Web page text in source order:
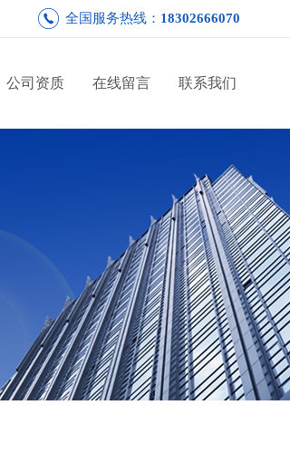
全国服务热线： 18302666070
公司资质 在线留言 联系我们